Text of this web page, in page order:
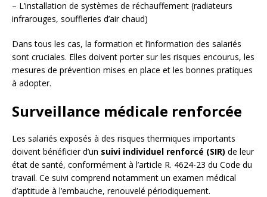
– L’installation de systèmes de réchauffement (radiateurs
infrarouges, souffleries d’air chaud)
Dans tous les cas, la formation et l’information des salariés
sont cruciales. Elles doivent porter sur les risques encourus, les
mesures de prévention mises en place et les bonnes pratiques
à adopter.
Surveillance médicale renforcée
Les salariés exposés à des risques thermiques importants
doivent bénéficier d’un suivi individuel renforcé (SIR) de leur
état de santé, conformément à l’article R. 4624-23 du Code du
travail. Ce suivi comprend notamment un examen médical
d’aptitude à l’embauche, renouvelé périodiquement.